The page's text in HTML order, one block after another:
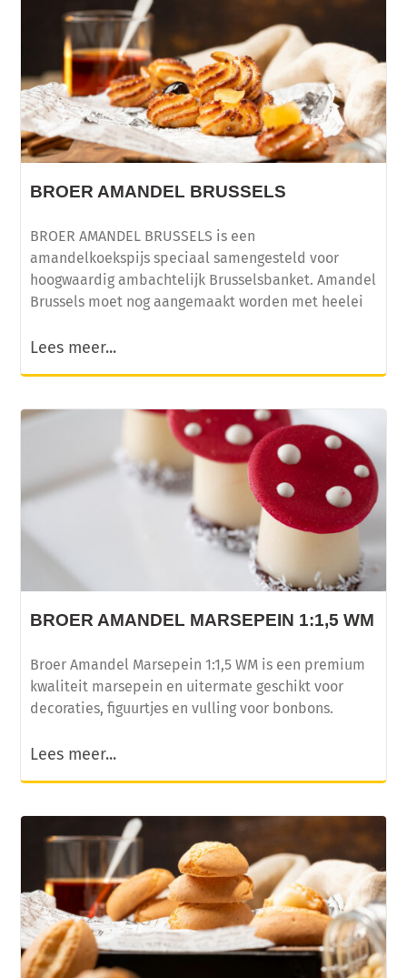
BROER AMANDEL BRUSSELS
BROER AMANDEL BRUSSELS is een
amandelkoekspijs speciaal samengesteld voor
hoogwaardig ambachtelijk Brusselsbanket. Amandel
Brussels moet nog aangemaakt worden met heelei
Lees meer...
BROER AMANDEL MARSEPEIN 1:1,5 WM
Broer Amandel Marsepein 1:1,5 WM is een premium
kwaliteit marsepein en uitermate geschikt voor
decoraties, figuurtjes en vulling voor bonbons.
Lees meer...